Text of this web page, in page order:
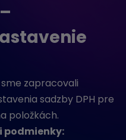
zapracovali
sadzby DPH pre
položkách.
podmienky: